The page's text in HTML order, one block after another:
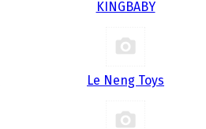
KINGBABY
Le Neng Toys